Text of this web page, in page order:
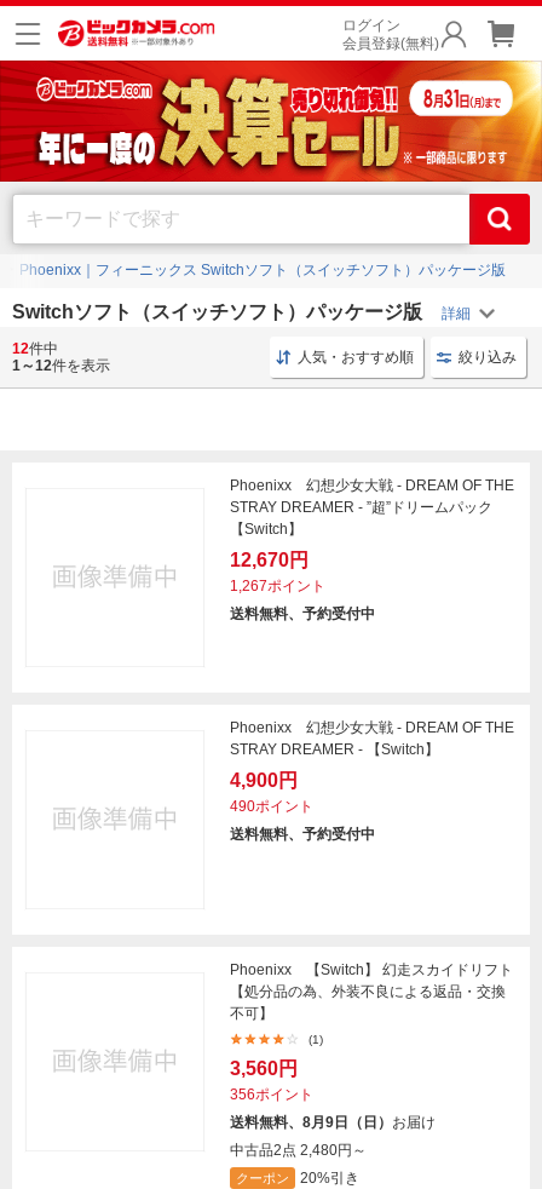
ログイン
会員登録(無料)
Phoenixx｜フィーニックス Switchソフト（スイッチソフト）パッケージ版
Switchソフト（スイッチソフト）パッケージ版
ゲームソフト パッケージ版 Switch スイッチソフト
12件中
1～12件を表示 人気・おすすめ順 絞り込み
Phoenixx 幻想少女大戦 - DREAM OF THE
STRAY DREAMER - ”超”ドリームパック
【Switch】
12,670円
1,267ポイント
送料無料、予約受付中
Phoenixx 幻想少女大戦 - DREAM OF THE
STRAY DREAMER - 【Switch】
4,900円
490ポイント
送料無料、予約受付中
Phoenixx 【Switch】 幻走スカイドリフト
【処分品の為、外装不良による返品・交換
不可】
(1)
3,560円
356ポイント
送料無料、8月9日（日） お届け
中古品2点 2,480円～
クーポン 20%引き